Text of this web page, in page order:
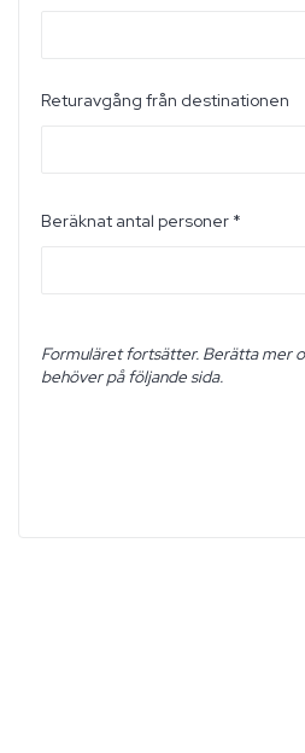
Returavgång från destinationen
Beräknat antal personer *
Formuläret fortsätter. Berätta mer
behöver på följande sida.